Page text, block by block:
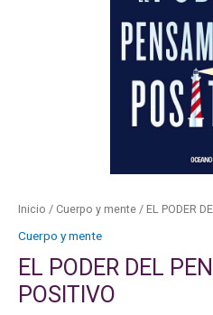
Inicio / Cuerpo y mente / EL PODER
Cuerpo y mente
EL PODER DEL
POSITIVO